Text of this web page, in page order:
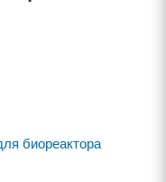
биореактора